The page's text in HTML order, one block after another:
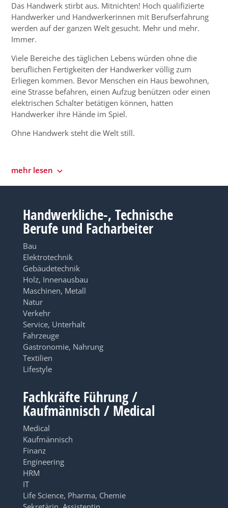
Das Handwerk stirbt aus. Mitnichten! Hoch qualifizierte
Handwerker und Handwerkerinnen mit Berufserfahrung
werden auf der ganzen Welt gesucht. Mehr und mehr.
Immer.
Viele Bereiche des täglichen Lebens würden ohne die
beruflichen Fertigkeiten der Handwerker völlig zum
Erliegen kommen. Bevor Menschen ein Haus bewohnen,
eine Strasse befahren, einen Aufzug benützen oder einen
elektrischen Schalter betätigen können, hatten
Handwerker ihre Hände im Spiel.
Ohne Handwerk steht die Welt still.
mehr lesen
Handwerkliche-, Technische
Berufe und Facharbeiter
Bau
Elektrotechnik
Gebäudetechnik
Holz, Innenausbau
Maschinen, Metall
Natur
Verkehr
Service, Unterhalt
Fahrzeuge
Gastronomie, Nahrung
Textilien
Lifestyle
Fachkräfte Führung /
Kaufmännisch / Medical
Medical
Kaufmännisch
Finanz
Engineering
HRM
IT
Life Science, Pharma, Chemie